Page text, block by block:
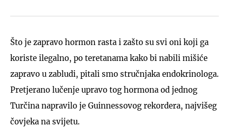
Što je zapravo hormon rasta i zašto su svi oni koji ga
koriste ilegalno, po teretanama kako bi nabili mišiće
zapravo u zabludi, pitali smo stručnjaka endokrinologa.
Pretjerano lučenje upravo tog hormona od jednog
Turčina napravilo je Guinnessovog rekordera, najvišeg
čovjeka na svijetu.